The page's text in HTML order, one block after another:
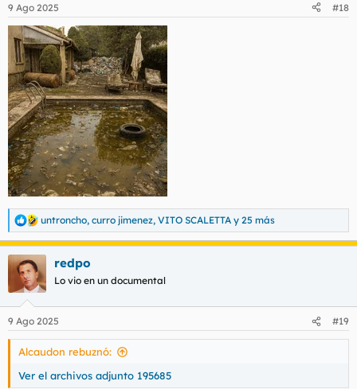
e
s
:
9 Ago 2025 #18
R
e
a
c
c
i
e
s
untroncho, curro jimenez, VITO SCALETTA y 25 más
redpo
Lo vio en un documental
9 Ago 2025 #19
Alcaudon rebuznó:
Ver el archivos adjunto 195685